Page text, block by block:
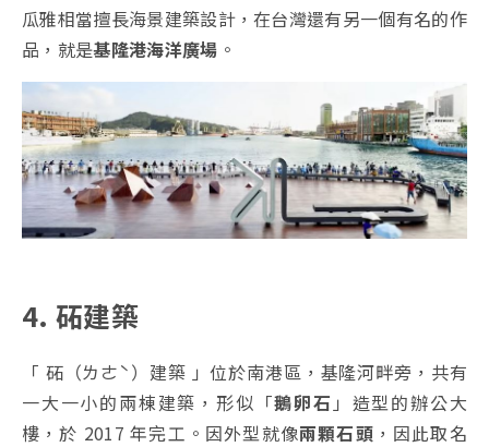
瓜雅相當擅長海景建築設計，在台灣還有另一個有名的作
品，就是基隆港海洋廣場 。
4. 砳建築
「 砳（ㄌㄜˋ）建築 」位於南港區，基隆河畔旁，共有
一大一小的兩棟建築，形似「鵝卵石 」造型的辦公大
樓，於 2017 年完工。因外型就像兩顆石頭 ，因此取名